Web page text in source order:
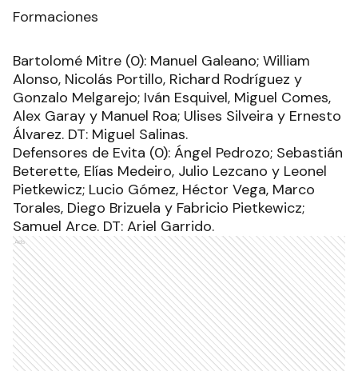
Formaciones
Bartolomé Mitre (0): Manuel Galeano; William
Alonso, Nicolás Portillo, Richard Rodríguez y
Gonzalo Melgarejo; Iván Esquivel, Miguel Comes,
Alex Garay y Manuel Roa; Ulises Silveira y Ernesto
Álvarez. DT: Miguel Salinas.
Defensores de Evita (0): Ángel Pedrozo; Sebastián
Beterette, Elías Medeiro, Julio Lezcano y Leonel
Pietkewicz; Lucio Gómez, Héctor Vega, Marco
Torales, Diego Brizuela y Fabricio Pietkewicz;
Samuel Arce. DT: Ariel Garrido.
Ads